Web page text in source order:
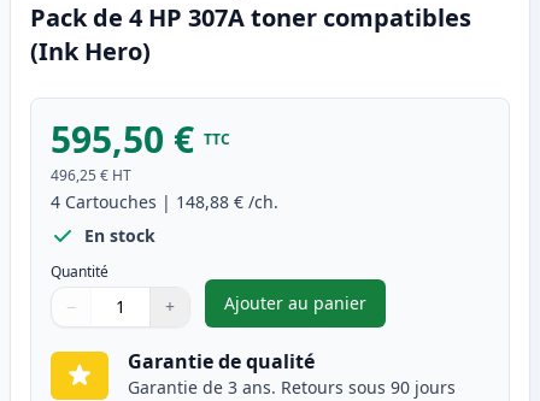
Pack de 4 HP 307A toner compatibles
(Ink Hero)
595,50 € TTC
496,25 € HT
4 Cartouches | 148,88 € /ch.
En stock
Quantité
Quantité
Utilisez les boutons pour ajuster
− +
Quantité
Ajouter au panier
,Pack de 4 HP 307A toner
Garantie de qualité
Garantie de 3 ans. Retours sous 90 jours